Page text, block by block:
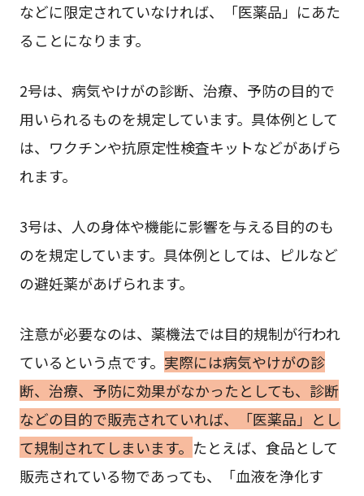
などに限定されていなければ、「医薬品」にあた
ることになります。
2号は、病気やけがの診断、治療、予防の目的で
用いられるものを規定しています。具体例として
は、ワクチンや抗原定性検査キットなどがあげら
れます。
3号は、人の身体や機能に影響を与える目的のも
のを規定しています。具体例としては、ピルなど
の避妊薬があげられます。
注意が必要なのは、薬機法では目的規制が行われ
ているという点です。 実際には病気やけがの診
断、治療、予防に効果がなかったとしても、診断
などの目的で販売されていれば、「医薬品」とし
て規制されてしまいます。 たとえば、食品として
販売されている物であっても、「血液を浄化す